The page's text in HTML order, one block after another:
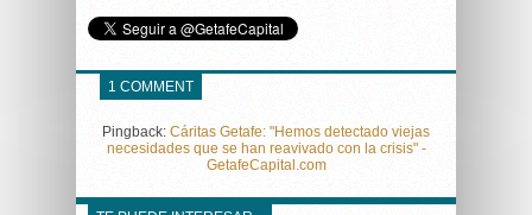
1 COMMENT
Pingback: Cáritas Getafe: "Hemos detectado viejas
necesidades que se han reavivado con la crisis" -
GetafeCapital.com